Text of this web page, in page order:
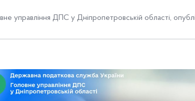
управління ДПС у Дніпропетровській області,